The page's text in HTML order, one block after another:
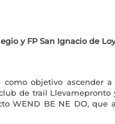
y FP San Ignacio de
comoobjetivo ascender
de trail
WEND BE NE DO, que